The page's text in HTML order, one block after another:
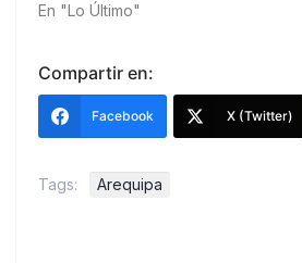
En "Lo Último"
Compartir en:
Facebook X (Twitter)
Tags: Arequipa